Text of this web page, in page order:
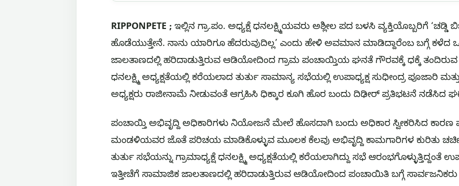
RIPPONPETE ; ಇಲ್ಲಿನ ಗ್ರಾ.ಪಂ. ಅಧ್ಯಕ್ಷೆ ಧನಲಕ್ಷ್ಮಿಯವರು ಅಶ್ಲೀಲ ಪದ ಬಳಸಿ ವ್ಯಕ್ತಿಯೊಬ್ಬರಿಗೆ
ಹೊಡೆಯುತ್ತೇನೆ. ನಾನು ಯಾರಿಗೂ ಹೆದರುವುದಿಲ್ಲ’ ಎಂದು ಹೇಳಿ ಅವಮಾನ ಮಾಡಿದ್ದಾರೆಂಬ ಬಗ್ಗೆ ಕಳೆದ
ಜಾಲತಾಣದಲ್ಲಿ ಹರಿದಾಡುತ್ತಿರುವ ಆಡಿಯೋದಿಂದ ಗ್ರಾಮ ಪಂಚಾಯ್ತಿಯ ಘನತೆ ಗೌರವಕ್ಕೆ ಧಕ್ಕೆ ತಂದಿರುವ
ಧನಲಕ್ಷ್ಮಿ ಅಧ್ಯಕ್ಷತೆಯಲ್ಲಿ ಕರೆಯಲಾದ ತುರ್ತು ಸಾಮಾನ್ಯ ಸಭೆಯಲ್ಲಿ ಉಪಾಧ್ಯಕ್ಷ ಸುಧೀಂದ್ರ ಪೂಜಾರಿ
ಅಧ್ಯಕ್ಷರು ರಾಜೀನಾಮೆ ನೀಡುವಂತೆ ಆಗ್ರಹಿಸಿ ಧಿಕ್ಕಾರ ಕೂಗಿ ಹೊರ ಬಂದು ದಿಢೀರ್ ಪ್ರತಿಭಟನೆ ನಡೆಸಿದ
ಪಂಚಾಯ್ತಿ ಅಭಿವೃದ್ದಿ ಅಧಿಕಾರಿಗಳು ನಿಯೋಜನೆ ಮೇಲೆ ಹೊಸದಾಗಿ ಬಂದು ಅಧಿಕಾರ ಸ್ವೀಕರಿಸಿದ
ಮಂಡಳಿಯವರ ಜೊತೆ ಪರಿಚಯ ಮಾಡಿಕೊಳ್ಳುವ ಮೂಲಕ ಕೆಲವು ಅಭಿವೃದ್ದಿ ಕಾಮಗಾರಿಗಳ ಕುರಿತು
ತುರ್ತು ಸಭೆಯನ್ನು ಗ್ರಾಮಾಧ್ಯಕ್ಷೆ ಧನಲಕ್ಷ್ಮಿ ಅಧ್ಯಕ್ಷತೆಯಲ್ಲಿ ಕರೆಯಲಾಗಿದ್ದು ಸಭೆ ಆರಂಭಗೊಳ್ಳುತ್ತಿದ್ದಂತೆ
ಇತ್ತೀಚೆಗೆ ಸಾಮಾಜಿಕ ಜಾಲತಾಣದಲ್ಲಿ ಹರಿದಾಡುತ್ತಿರುವ ಆಡಿಯೋದಿಂದ ಪಂಚಾಯಿತಿ ಬಗ್ಗೆ ಸಾರ್ವಜನಿಕರು